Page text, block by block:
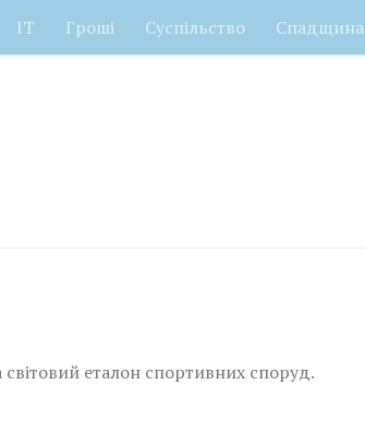
ІТ Гроші Суспільство Спадщина
еталон спортивних споруд.